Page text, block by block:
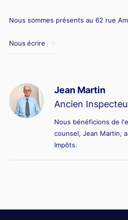
Nous sommes présents au 62 rue
Nous écrire
Jean Martin
Ancien
Nous bénéficions de
counsel, Jean Martin,
Impôts.